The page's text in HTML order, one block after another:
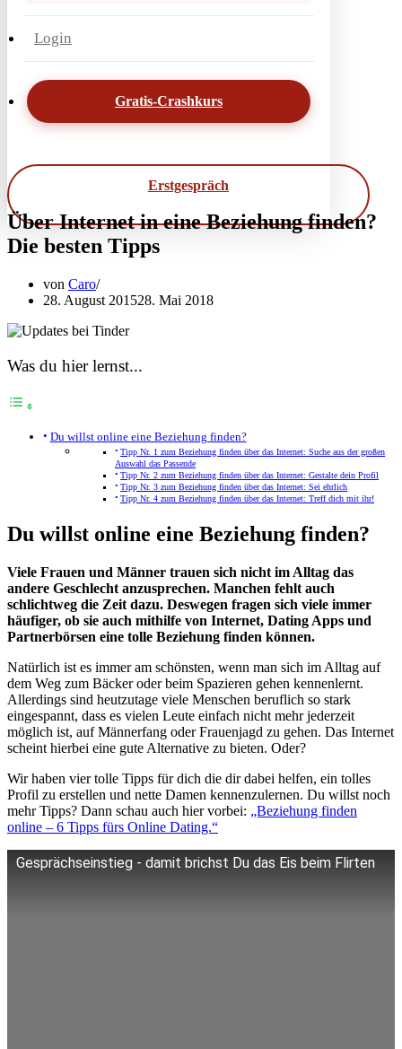
Login
Gratis-Crashkurs
Erstgespräch
Über Internet in eine Beziehung finden?
Die besten Tipps
von Caro
28. August 201528. Mai 2018
Was du hier lernst...
Du willst online eine Beziehung finden?
Tipp Nr. 1 zum Beziehung finden über das Internet: Suche aus der großen
Auswahl das Passende
Tipp Nr. 2 zum Beziehung finden über das Internet: Gestalte dein Profil
Tipp Nr. 3 zum Beziehung finden über das Internet: Sei ehrlich
Tipp Nr. 4 zum Beziehung finden über das Internet: Treff dich mit ihr!
Du willst online eine Beziehung finden?
Viele Frauen und Männer trauen sich nicht im Alltag das
andere Geschlecht anzusprechen. Manchen fehlt auch
schlichtweg die Zeit dazu. Deswegen fragen sich viele immer
häufiger, ob sie auch mithilfe von Internet, Dating Apps und
Partnerbörsen eine tolle Beziehung finden können.
Natürlich ist es immer am schönsten, wenn man sich im Alltag auf
dem Weg zum Bäcker oder beim Spazieren gehen kennenlernt.
Allerdings sind heutzutage viele Menschen beruflich so stark
eingespannt, dass es vielen Leute einfach nicht mehr jederzeit
möglich ist, auf Männerfang oder Frauenjagd zu gehen. Das Internet
scheint hierbei eine gute Alternative zu bieten. Oder?
Wir haben vier tolle Tipps für dich die dir dabei helfen, ein tolles
Profil zu erstellen und nette Damen kennenzulernen. Du willst noch
mehr Tipps? Dann schau auch hier vorbei: „Beziehung finden
online – 6 Tipps fürs Online Dating.“
Gesprächseinstieg - damit brichst Du das Eis beim Flirten